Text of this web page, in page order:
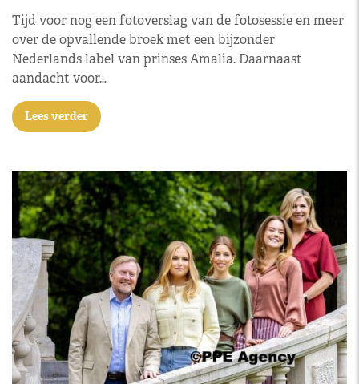
Tijd voor nog een fotoverslag van de fotosessie en meer
over de opvallende broek met een bijzonder
Nederlands label van prinses Amalia. Daarnaast
aandacht voor…
Lees verder